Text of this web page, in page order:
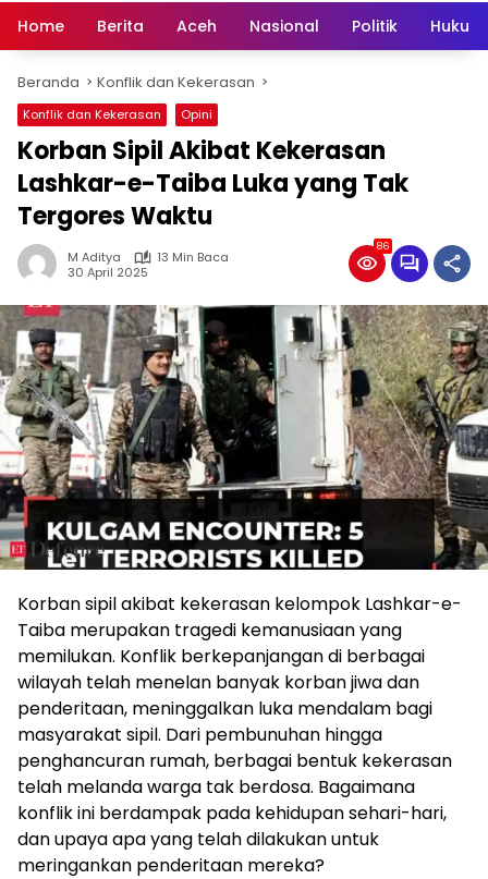
Home Berita Aceh Nasional Politik
Beranda Konflik dan Kekerasan
Konflik dan Kekerasan Opini
Korban Sipil Akibat Kekerasan
Lashkar-e-Taiba Luka yang Tak
Tergores Waktu
M Aditya
13 Min Baca
30 April 2025
86
Korban sipil akibat kekerasan kelompok Lashkar-e-
Taiba merupakan tragedi kemanusiaan yang
memilukan. Konflik berkepanjangan di berbagai
wilayah telah menelan banyak korban jiwa dan
penderitaan, meninggalkan luka mendalam bagi
masyarakat sipil. Dari pembunuhan hingga
penghancuran rumah, berbagai bentuk kekerasan
telah melanda warga tak berdosa. Bagaimana
konflik ini berdampak pada kehidupan sehari-hari,
dan upaya apa yang telah dilakukan untuk
meringankan penderitaan mereka?